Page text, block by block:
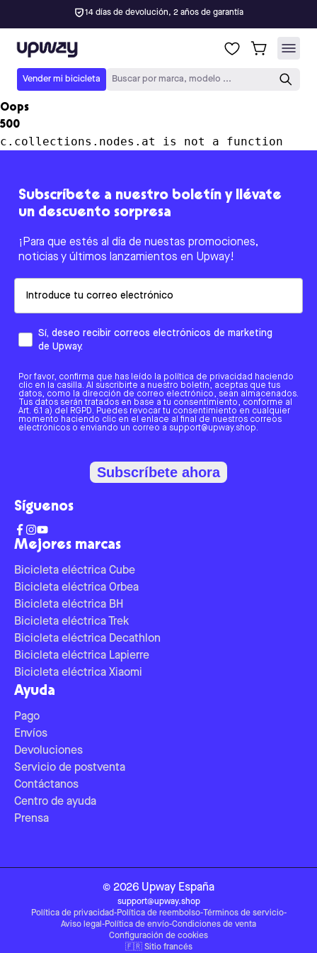
14 días de devolución, 2 años de garantía
Upway
Vender mi bicicleta Buscar por marca, modelo ...
Oops
500
c.collections.nodes.at is not a function
Mejores marcas
Bicicleta eléctrica Cube
Bicicleta eléctrica Orbea
Bicicleta eléctrica BH
Bicicleta eléctrica Trek
Bicicleta eléctrica Decathlon
Bicicleta eléctrica Lapierre
Bicicleta eléctrica Xiaomi
Ayuda
Pago
Envíos
Devoluciones
Servicio de postventa
Contáctanos
Centro de ayuda
Prensa
Subscríbete a nuestro boletín y llévate
un descuento sorpresa
¡Para que estés al día de nuestas promociones,
noticias y últimos lanzamientos en Upway!
Sí, deseo recibir correos electrónicos de marketing
de Upway.
Por favor, confirma que has leído la política de privacidad haciendo
clic en la casilla. Al suscribirte a nuestro boletín, aceptas que tus
datos, como la dirección de correo electrónico, sean almacenados.
Tus datos serán tratados en base a tu consentimiento, conforme al
Art. 6.1 a) del RGPD. Puedes revocar tu consentimiento en cualquier
momento haciendo clic en el enlace al final de nuestros correos
electrónicos o enviando un correo a support@upway.shop.
Subscríbete ahora
Síguenos
© 2026 Upway España
support@upway.shop
Política de privacidad-Política de reembolso-Términos de servicio-
Aviso legal -Política de envío-Condiciones de venta
Configuración de cookies
🇫🇷 Sitio francés